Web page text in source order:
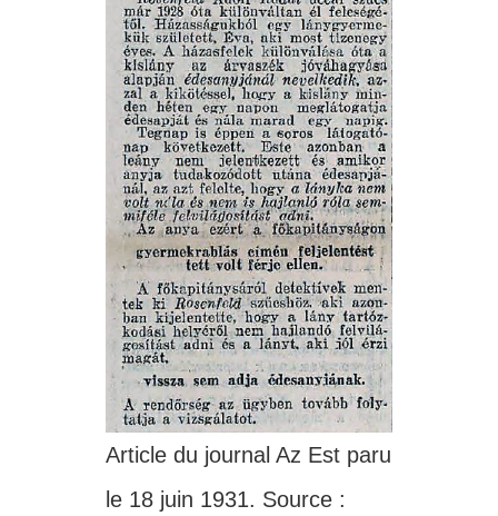
Article du journal Az Est paru
le 18 juin 1931. Source :